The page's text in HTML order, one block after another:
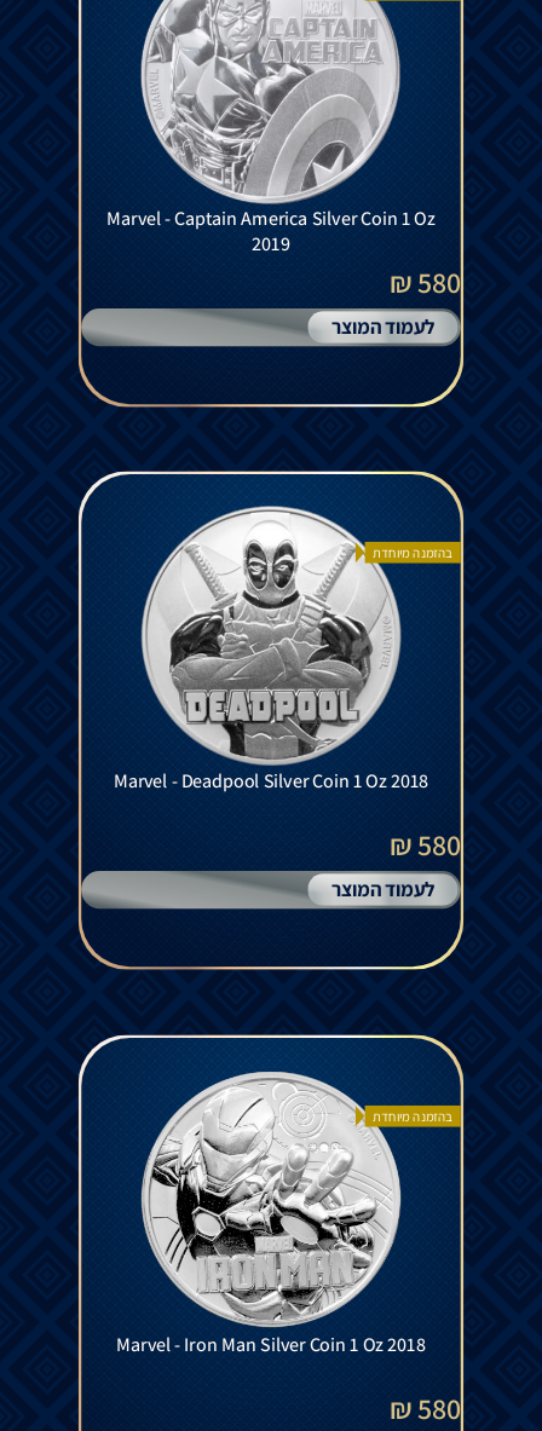
Marvel - Captain America Silver Coin 1 Oz
2019
580 ₪
לעמוד המוצר
בהזמנה מיוחדת
Marvel - Deadpool Silver Coin 1 Oz 2018
580 ₪
לעמוד המוצר
בהזמנה מיוחדת
Marvel - Iron Man Silver Coin 1 Oz 2018
580 ₪